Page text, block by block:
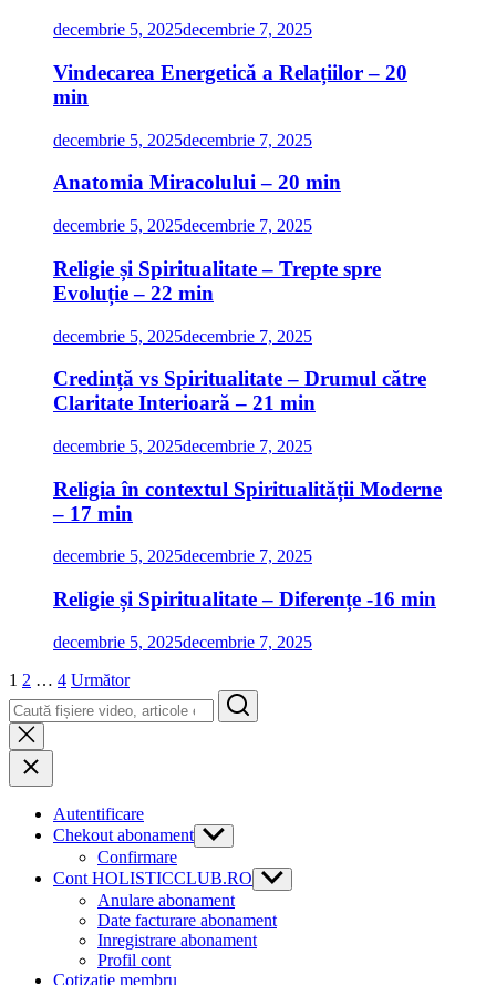
decembrie 5, 2025decembrie 7, 2025
Vindecarea Energetică a Relațiilor – 20
min
decembrie 5, 2025decembrie 7, 2025
Anatomia Miracolului – 20 min
decembrie 5, 2025decembrie 7, 2025
Religie și Spiritualitate – Trepte spre
Evoluție – 22 min
decembrie 5, 2025decembrie 7, 2025
Credință vs Spiritualitate – Drumul către
Claritate Interioară – 21 min
decembrie 5, 2025decembrie 7, 2025
Religia în contextul Spiritualității Moderne
– 17 min
decembrie 5, 2025decembrie 7, 2025
Religie și Spiritualitate – Diferențe -16 min
decembrie 5, 2025decembrie 7, 2025
Paginație
articole
1 2 … 4 Următor
Search
Autentificare
Chekout abonament Show
sub
Confirmare
Cont HOLISTICCLUB.RO Show
sub
Anulare abonament
Date facturare abonament
Inregistrare abonament
Profil cont
Cotizaţie membru